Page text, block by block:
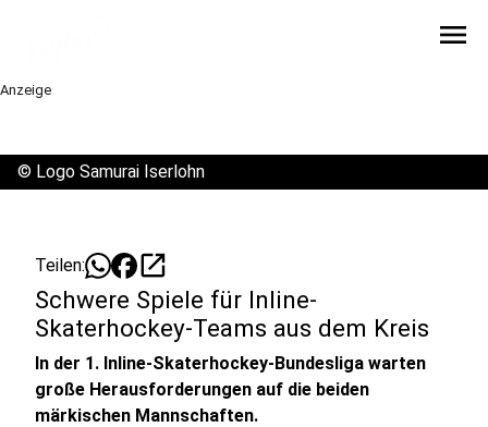
menu
Anzeige
© Logo Samurai Iserlohn
Teilen: open_in_new
Schwere Spiele für Inline-
Skaterhockey-Teams aus dem Kreis
In der 1. Inline-Skaterhockey-Bundesliga warten
große Herausforderungen auf die beiden
märkischen Mannschaften.